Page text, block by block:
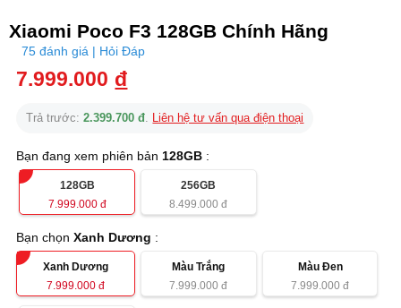
Xiaomi Poco F3 128GB Chính Hãng
75 đánh giá | Hỏi Đáp
7.999.000 đ
Trả trước:2.399.700 đ. Liên hệ tư vấn qua điện thoại
Bạn đang xem phiên bản 128GB :
128GB
7.999.000đ
256GB
8.499.000 đ
Bạn chọnXanh Dương :
Xanh Dương
7.999.000 đ
Màu Trắng
7.999.000 đ
Màu Đen
7.999.000 đ